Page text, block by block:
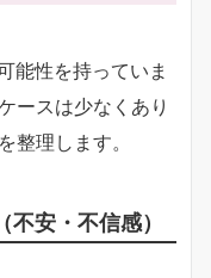
能性を持っていま
ースは少なくあり
整理します。
安・不信感）